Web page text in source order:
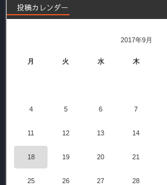
投稿カレンダー
2017年9月
月 火 水 木
4 5 6 7
11 12 13 14
18 19 20 21
25 26 27 28